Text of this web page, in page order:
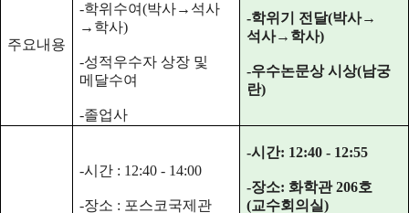
주요내용
-학위수여(박사→석사
→학사)
-성적우수자 상장 및
메달수여
-졸업사
-학위기 전달(박사→
석사→학사)
-우수논문상 시상(남궁
란)
-시간 : 12:40 - 14:00
-장소 : 포스코국제관
-시간: 12:40 - 12:55
-장소: 화학관 206호
(교수회의실)